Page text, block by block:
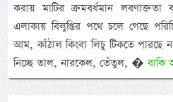
করায় মাটির ক্রমবর্ধমান লবণাক্ততা
এলাকায় বিলুপ্তির পথে চলে গেছে
আম, কাঁঠাল কিংবা লিচু টিকতে পারছে
নিচ্ছে তাল, নারকেল, তেঁতুল, �